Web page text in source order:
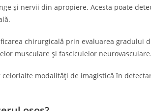
și nervii din apropiere. Acesta poate
chirurgicală prin evaluarea gradului
musculare și fasciculelor neurovasculare.
modalități de imagistică în